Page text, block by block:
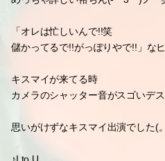
「座って!座ってー!!」裕ちん(-゜3゜
裕ちん
「タッキーと大倉と演舞城で一緒や